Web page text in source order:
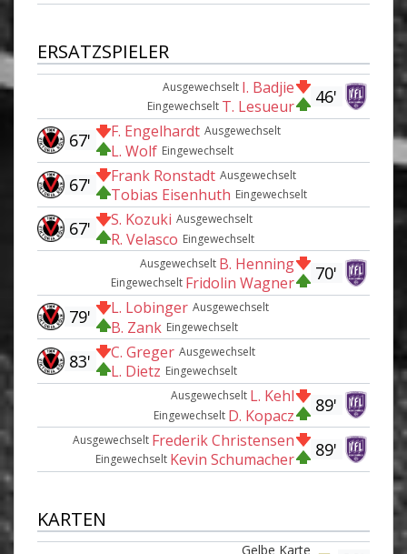
ERSATZSPIELER
46'
Ausgewechselt I. Badjie
Eingewechselt T. Lesueur
Ausgewechselt
F. Engelhardt
Eingewechselt
L. Wolf
67'
Ausgewechselt
Frank Ronstadt
Eingewechselt
Tobias Eisenhuth
67'
Ausgewechselt
S. Kozuki
Eingewechselt
R. Velasco
67'
70'
Ausgewechselt B. Henning
Eingewechselt Fridolin Wagner
Ausgewechselt
L. Lobinger
Eingewechselt
B. Zank
79'
Ausgewechselt
C. Greger
Eingewechselt
L. Dietz
83'
89'
Ausgewechselt L. Kehl
Eingewechselt D. Kopacz
89'
Ausgewechselt Frederik Christensen
Eingewechselt Kevin Schumacher
KARTEN
Gelbe Karte